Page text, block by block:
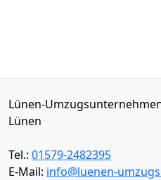
Lünen-
Lünen
Tel.: 01579-2482395
E-Mail: info@luenen-